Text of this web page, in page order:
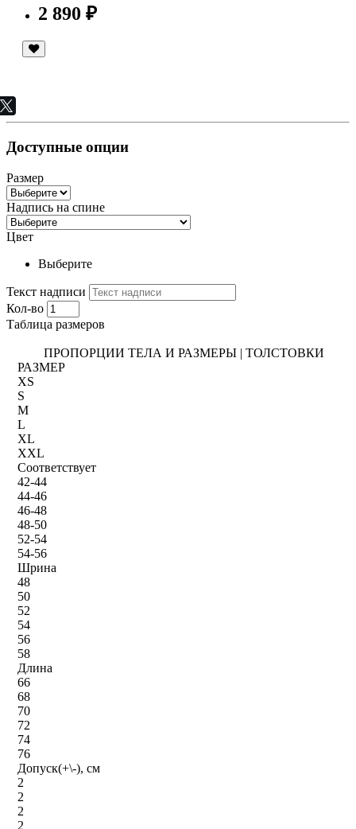
2 890 ₽
Доступные опции
Размер
Надпись на спине
Цвет
Выберите
Текст надписи
Кол-во
Таблица размеров
ПРОПОРЦИИ ТЕЛА И РАЗМЕРЫ | ТОЛСТОВКИ
РАЗМЕР
XS
S
M
L
XL
XXL
Соответствует
42-44
44-46
46-48
48-50
52-54
54-56
Шрина
48
50
52
54
56
58
Длина
66
68
70
72
74
76
Допуск(+\-), см
2
2
2
2